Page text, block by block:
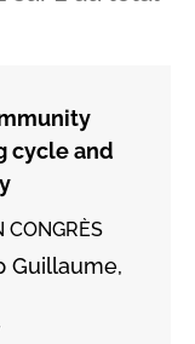
cycle and
CONGRÈS
Guillaume,